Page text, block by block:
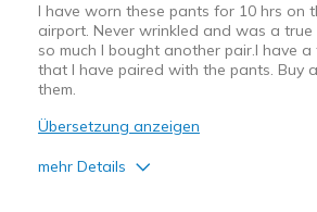
I have worn these pants for 10 hrs on
airport. Never wrinkled and was a true
so much I bought another pair.I have
that I have paired with the pants. Buy
them.
Übersetzung anzeigen
mehr Details